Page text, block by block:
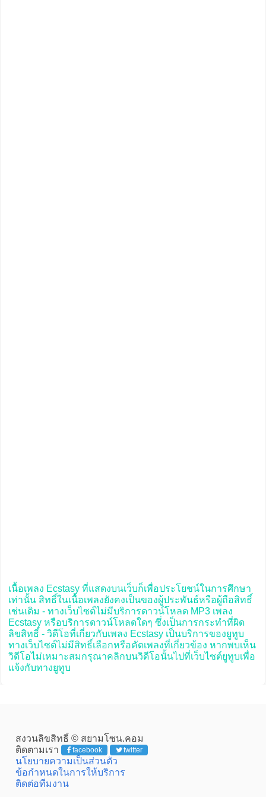
เนื้อเพลง Ecstasy ที่แสดงบนเว็บก็เพื่อประโยชน์ในการศึกษา
เท่านั้น สิทธิ์ในเนื้อเพลงยังคงเป็นของผู้ประพันธ์หรือผู้ถือสิทธิ์
เช่นเดิม - ทางเว็บไซต์ไม่มีบริการดาวน์โหลด MP3 เพลง
Ecstasy หรือบริการดาวน์โหลดใดๆ ซึ่งเป็นการกระทำที่ผิด
ลิขสิทธิ์ - วิดีโอที่เกี่ยวกับเพลง Ecstasy เป็นบริการของยูทูบ
ทางเว็บไซต์ไม่มีสิทธิ์เลือกหรือคัดเพลงที่เกี่ยวข้อง หากพบเห็น
วิดีโอไม่เหมาะสมกรุณาคลิกบนวิดีโอนั้นไปที่เว็บไซต์ยูทูบเพื่อ
แจ้งกับทางยูทูบ
สงวนลิขสิทธิ์ © สยามโซน.คอม
ติดตามเรา
facebook twitter
นโยบายความเป็นส่วนตัว
ข้อกำหนดในการให้บริการ
ติดต่อทีมงาน